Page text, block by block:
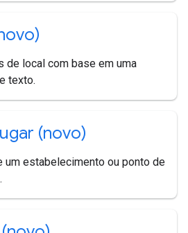
de local com base em uma
texto.
(novo)
um estabelecimento ou ponto de